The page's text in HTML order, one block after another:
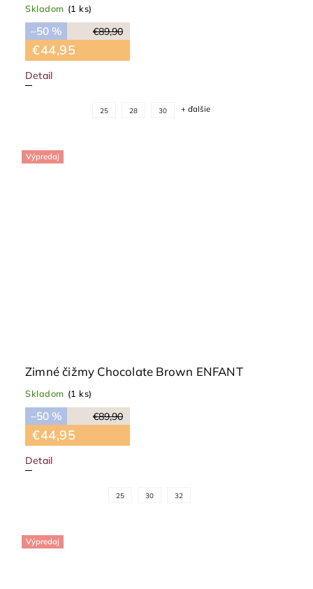
Skladom (1 ks)
€89,90
–50 %
€44,95
Detail
25 28 30 + ďalšie
Výpredaj
Zimné čižmy Chocolate Brown ENFANT
Skladom (1 ks)
€89,90
–50 %
€44,95
Detail
25 30 32
Výpredaj